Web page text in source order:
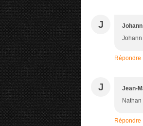
J Johann
Johann
Répondre
J Jean-
Répondre